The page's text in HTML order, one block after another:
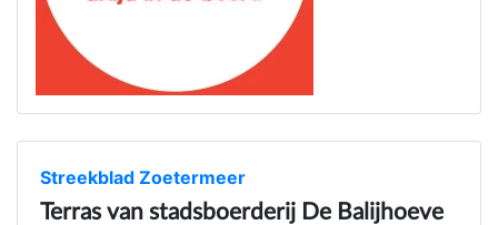
Streekblad Zoetermeer
Terras van stadsboerderij De Balijhoeve